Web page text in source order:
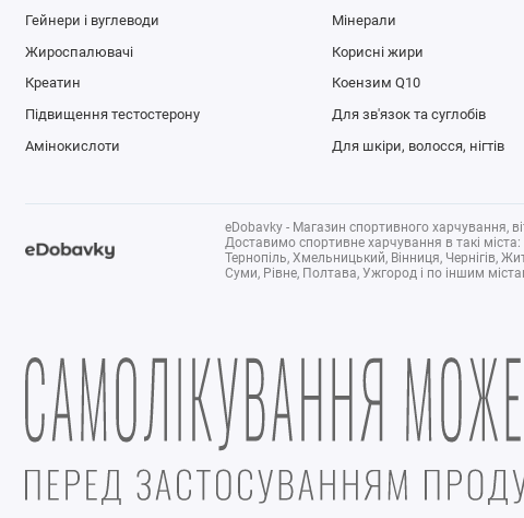
Гейнери і вуглеводи
Жироспалювачі
Креатин
Підвищення тестостерону
Амінокислоти
Мінерали
Корисні жири
Коензим Q10
Для зв'язок та суглобів
Для шкіри, волосся, нігтів
eDobavky - Магазин спортивного харчування,
Доставимо спортивне харчування в такі міста:
Тернопіль, Хмельницький, Вінниця, Чернігів,
Суми, Рівне, Полтава, Ужгород і по іншим